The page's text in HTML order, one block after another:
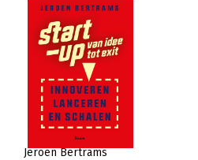
Jeroen Bertrams